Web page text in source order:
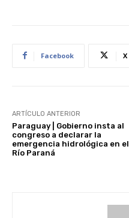
Facebook X
ARTÍCULO ANTERIOR
Paraguay | Gobierno insta al
congreso a declarar la
emergencia hidrológica en el
Río Paraná